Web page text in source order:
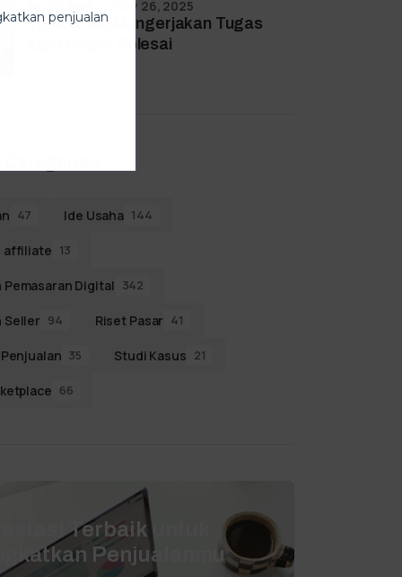
10 AI untuk Mengerjakan Tugas
agar Cepat Selesai
May 26, 2025
47 Ide Usaha 144
affiliate 13
Pemasaran Digital 342
Seller 94 Riset Pasar 41
35 Studi Kasus 21
66
Terbaik untuk
Penjualanmu
penjualan